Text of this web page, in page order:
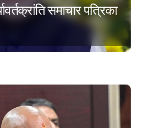
समाचार पत्रिका